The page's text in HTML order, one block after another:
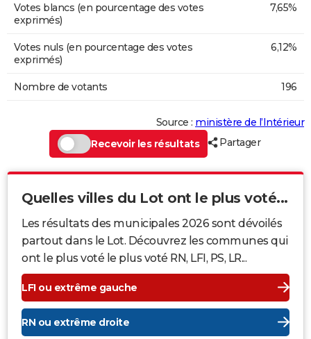
Votes blancs (en pourcentage des votes
exprimés)
7,65%
Votes nuls (en pourcentage des votes
exprimés)
6,12%
Nombre de votants 196
Source : ministère de l’Intérieur
Recevoir les résultats
Partager
Quelles villes du Lot ont le plus voté...
Les résultats des municipales 2026 sont dévoilés
partout dans le Lot. Découvrez les communes qui
ont le plus voté le plus voté RN, LFI, PS, LR...
LFI ou extrême gauche
RN ou extrême droite